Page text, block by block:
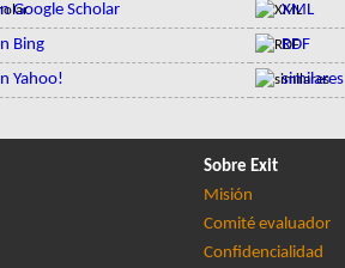
Google Scholar
Bing
Yahoo!
XML
RDF
similares
Sobre Exit
Misión
Comité evaluador
Confidencialidad